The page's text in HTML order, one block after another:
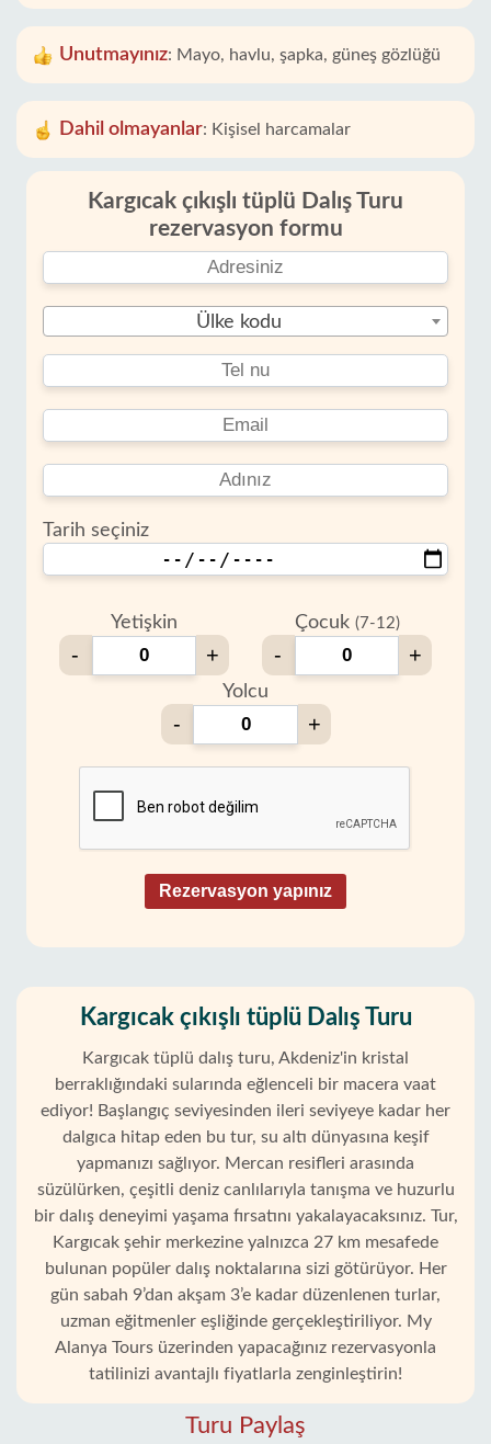
Kargıcak
Unutmayınız: Mayo, havlu, şapka, güneş gözlüğü
Dahil olmayanlar: Kişisel harcamalar
Kargıcak çıkışlı tüplü Dalış Turu
rezervasyon formu
Ülke kodu
Tarih seçiniz
Yetişkin
- +
Çocuk (7-12)
- +
Yolcu
- +
Rezervasyon yapınız
Kargıcak çıkışlı tüplü Dalış Turu
Kargıcak tüplü dalış turu, Akdeniz'in kristal
berraklığındaki sularında eğlenceli bir macera vaat
ediyor! Başlangıç seviyesinden ileri seviyeye kadar her
dalgıca hitap eden bu tur, su altı dünyasına keşif
yapmanızı sağlıyor. Mercan resifleri arasında
süzülürken, çeşitli deniz canlılarıyla tanışma ve huzurlu
bir dalış deneyimi yaşama fırsatını yakalayacaksınız. Tur,
Kargıcak şehir merkezine yalnızca 27 km mesafede
bulunan popüler dalış noktalarına sizi götürüyor. Her
gün sabah 9’dan akşam 3’e kadar düzenlenen turlar,
uzman eğitmenler eşliğinde gerçekleştiriliyor. My
Alanya Tours üzerinden yapacağınız rezervasyonla
tatilinizi avantajlı fiyatlarla zenginleştirin!
Turu Paylaş